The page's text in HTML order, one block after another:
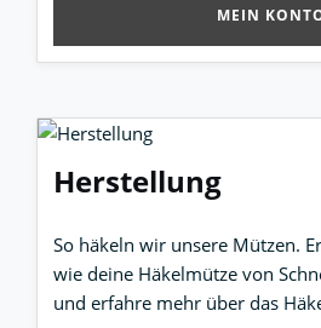
MEIN
Herstellung
So häkeln wir unsere Mützen.
wie deine Häkelmütze von
und erfahre mehr über das